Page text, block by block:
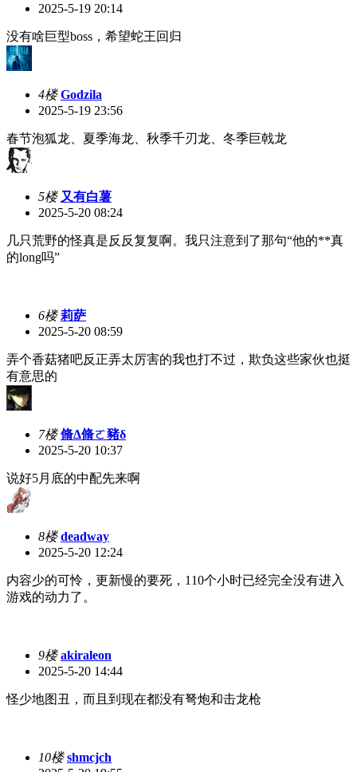
2025-5-19 20:14
没有啥巨型boss，希望蛇王回归
4楼 Godzila
2025-5-19 23:56
春节泡狐龙、夏季海龙、秋季千刃龙、冬季巨戟龙
5楼 又有白薯
2025-5-20 08:24
几只荒野的怪真是反反复复啊。我只注意到了那句“他的**真
的long吗”
6楼 莉萨
2025-5-20 08:59
弄个香菇猪吧反正弄太厉害的我也打不过，欺负这些家伙也挺
有意思的
7楼 脩Δ脩ㄛ豬δ
2025-5-20 10:37
说好5月底的中配先来啊
8楼 deadway
2025-5-20 12:24
内容少的可怜，更新慢的要死，110个小时已经完全没有进入
游戏的动力了。
9楼 akiraleon
2025-5-20 14:44
怪少地图丑，而且到现在都没有弩炮和击龙枪
10楼 shmcjch